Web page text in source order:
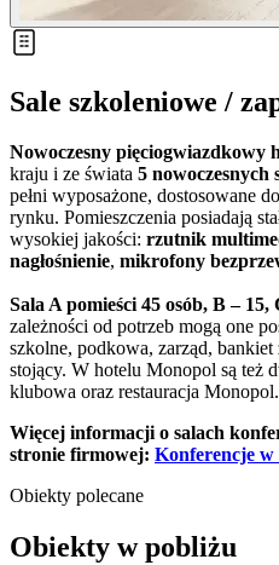
Sale szkoleniowe /
Nowoczesny pięciogwiazdkowy
kraju i ze świata 5 nowoczesnych
pełni wyposażone, dostosowane
rynku. Pomieszczenia posiadają
wysokiej jakości: rzutnik
nagłośnienie, mikrofony
Sala A pomieści 45 osób, B – 15,
zależności od potrzeb mogą one
szkolne, podkowa, zarząd,
stojący. W hotelu Monopol są też
klubowa oraz restauracja Monopol.
Więcej informacji o salach
stronie firmowej: Konferencje
Obiekty polecane
Obiekty w pobliżu